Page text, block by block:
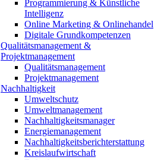
Programmierung & Künstliche
Intelligenz
Online Marketing & Onlinehandel
Digitale Grundkompetenzen
Qualitätsmanagement &
Projektmanagement
Qualitätsmanagement
Projektmanagement
Nachhaltigkeit
Umweltschutz
Umweltmanagement
Nachhaltigkeitsmanager
Energiemanagement
Nachhaltigkeitsberichterstattung
Kreislaufwirtschaft